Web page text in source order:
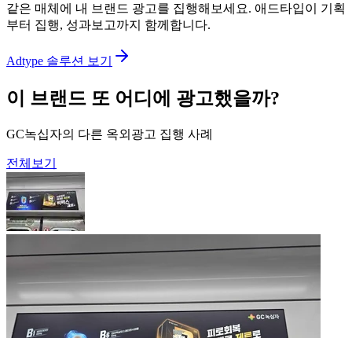
같은 매체에 내 브랜드 광고를 집행해보세요. 애드타입이 기획
부터 집행, 성과보고까지 함께합니다.
Adtype 솔루션 보기
이 브랜드 또 어디에 광고했을까?
GC녹십자의 다른 옥외광고 집행 사례
전체보기